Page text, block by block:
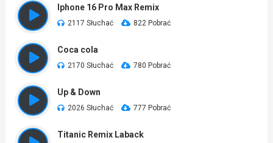
Iphone 16 Pro Max Remix
2117 Słuchać 822 Pobrać
Coca cola
2170 Słuchać 780 Pobrać
Up & Down
2026 Słuchać 777 Pobrać
Titanic Remix Laback